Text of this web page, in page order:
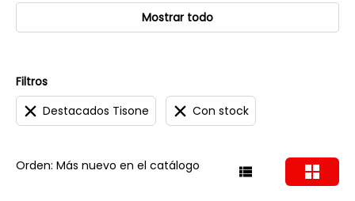
Mostrar todo
Filtros
Destacados Tisone
Con stock
Orden: Más nuevo en el catálogo